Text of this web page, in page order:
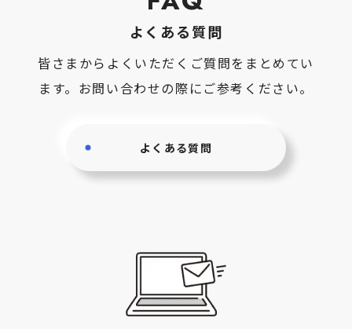
よくある質問
皆さまからよくいただくご質問をまとめてい
ます。お問い合わせの際にご参考ください。
よくある質問